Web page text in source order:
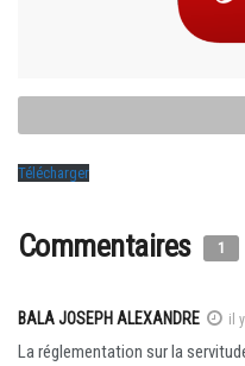
Télécharger
Commentaires 1
BALA JOSEPH ALEXANDRE il
La réglementation sur la